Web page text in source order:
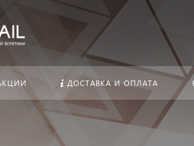
ДОСТАВКА И ОПЛАТА